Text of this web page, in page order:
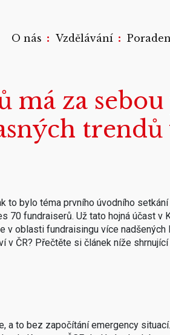
O nás : Vzdělávání :
má za
to bylo téma prvního úvodního
70 fundraiserů. Už tato hojná účast v
v oblasti fundraisingu více nadšených
ČR? Přečtěte si článek níže shrnující
a to bez započítání emergency